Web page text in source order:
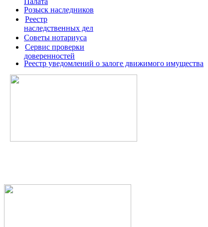
Розыск наследников
Реестр
наследственных дел
Советы нотариуса
Сервис проверки
доверенностей
Реестр уведомлений о залоге движимого имущества